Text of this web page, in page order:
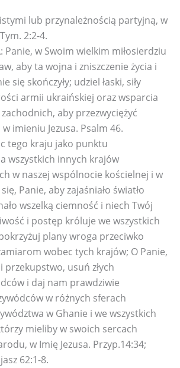
lub przynależnością partyjną, w
2:2-4.
Panie, w Swoim wielkim miłosierdziu
aby ta wojna i zniszczenie życia i
się skończyły; udziel łaski, siły
armii ukraińskiej oraz wsparcia
aby przezwyciężyć
imieniu Jezusa. Psalm 46.
tego kraju jako punktu
wszystkich innych krajów
w naszej wspólnocie kościelnej i w
Panie, aby zajaśniało światło
wszelką ciemność i niech Twój
i postęp króluje we wszystkich
plany wroga przeciwko
wobec tych krajów; O Panie,
przekupstwo, usuń złych
i daj nam prawdziwie
w różnych sferach
w Ghanie i we wszystkich
mieliby w swoich sercach
w Imię Jezusa. Przyp.14:34;
62:1-8.